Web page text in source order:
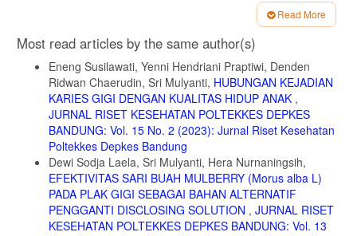
Kependudukan dan Keluarga Berencana Nasional; 2017.
https://spada.uns.ac.id/pluginfile.php/656894/mod_resource/content/1/
2017.pdf
6. Aris AZ, Noor NH, Siti R. Prevalensi dan Faktor Risiko Infeksi
Vagina pada Perempuan Usia Produktif di Malaysia. J Women’s Heal.
2022;13(2):85-94.
7. Asri ND, Suharni. Modifikasi Perilaku: Teori Dan Penerapannya.
UNIPMA Press; 2021. https://eprint.unipma.ac.id/145/1/68. Modifikasi
perilaku teori dan penerapannya %28fulltext%29.pdf
8. Nurul Fitriani, Yuanita Windusari, Novrikasari, Elvi Sunarsih, Nur
Alam Fajar. Perilaku Genital Hygiene dan Akses Air Bersih terhadap
Kejadian Keputihan pada Wanita : Literature Review. Media Publ
Promosi Kesehat Indones. 2024;7(2):273-280.
doi:10.56338/mppki.v7i2.4443
Read More
Article
Details
Most read articles by the same author(s)
Eneng Susilawati, Yenni Hendriani Praptiwi, Denden
Ridwan Chaerudin, Sri Mulyanti, HUBUNGAN KEJADIAN
KARIES GIGI DENGAN KUALITAS HIDUP ANAK ,
JURNAL RISET KESEHATAN POLTEKKES DEPKES
BANDUNG: Vol. 15 No. 2 (2023): Jurnal Riset Kesehatan
Poltekkes Depkes Bandung
Dewi Sodja Laela, Sri Mulyanti, Hera Nurnaningsih,
EFEKTIVITAS SARI BUAH MULBERRY (Morus alba L)
PADA PLAK GIGI SEBAGAI BAHAN ALTERNATIF
PENGGANTI DISCLOSING SOLUTION , JURNAL RISET
KESEHATAN POLTEKKES DEPKES BANDUNG: Vol. 13